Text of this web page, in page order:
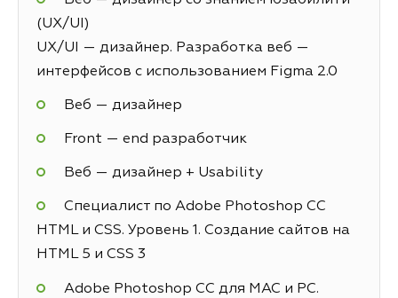
(UX/UI)
UX/UI — дизайнер. Разработка веб —
интерфейсов с использованием Figma 2.0
Веб — дизайнер
Front — end разработчик
Веб — дизайнер + Usability
Специалист по Adobe Photoshop СС
HTML и CSS. Уровень 1. Создание сайтов на
HTML 5 и СSS 3
Adobe Photoshop CC для MAC и PC.